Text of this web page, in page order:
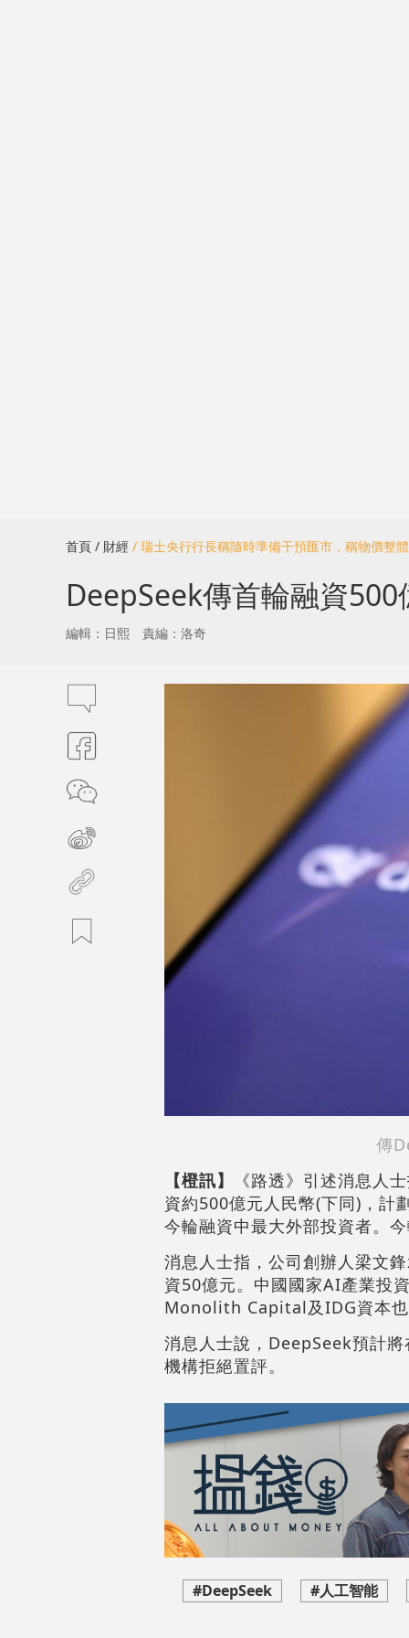
首頁 / 財經 / 瑞士央行行長稱隨時準備干預匯市，稱物價整
DeepSeek傳首輪融資
編輯：日熙 責編：洛奇
傳
【橙訊】
《路透》引述消息人
資約500億元人民幣(下同)，計
今輪融資中最大外部投資者。
消息人士指，公司創辦人梁文
資50億元。中國國家AI產業投
Monolith Capital及IDG資本也
消息人士說，DeepSeek預計
機構拒絕置評。
#DeepSeek #人工智能